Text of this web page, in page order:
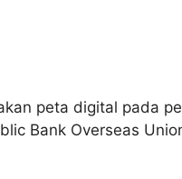
peta digital pada
Bank Overseas